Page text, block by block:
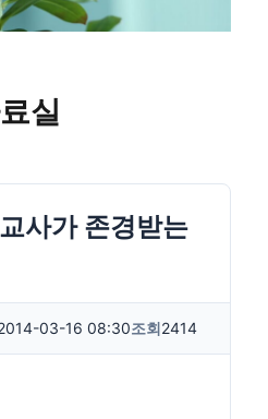
실
사가 존경받는
03-16 08:30조회2414